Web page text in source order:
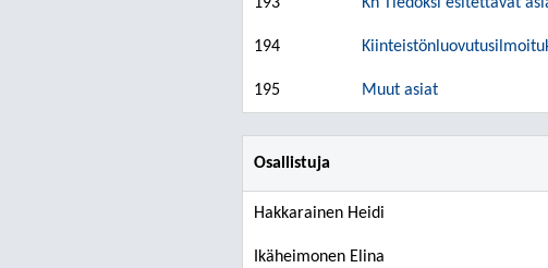
194
195 Muut asiat
Osallistuja
Hakkarainen Heidi
Ikäheimonen Elina